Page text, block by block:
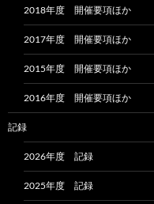
2018年度 開催要項ほか
2017年度 開催要項ほか
2015年度 開催要項ほか
2016年度 開催要項ほか
記録
2026年度 記録
2025年度 記録